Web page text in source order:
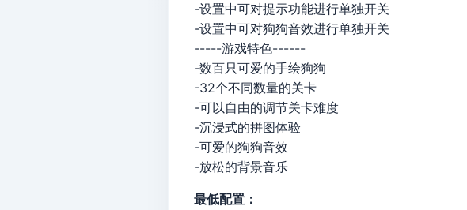
-设置中可对提示功能进行单独开关
-设置中可对狗狗音效进行单独开关
-----游戏特色------
-数百只可爱的手绘狗狗
-32个不同数量的关卡
-可以自由的调节关卡难度
-沉浸式的拼图体验
-可爱的狗狗音效
-放松的背景音乐
最低配置：